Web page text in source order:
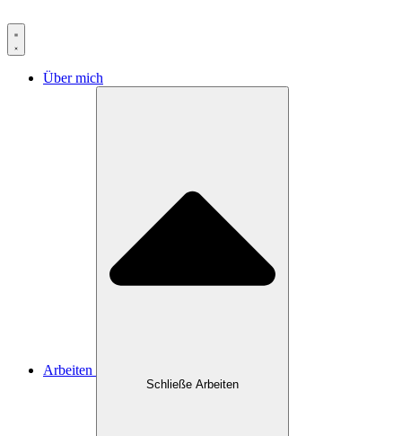
springen
Über mich
Arbeiten
Schließe Arbeiten